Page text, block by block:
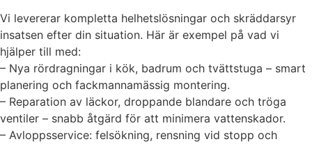
Vi levererar kompletta helhetslösningar och skräddarsyr
insatsen efter din situation. Här är exempel på vad vi
hjälper till med:
– Nya rördragningar i kök, badrum och tvättstuga – smart
planering och fackmannamässig montering.
– Reparation av läckor, droppande blandare och tröga
ventiler – snabb åtgärd för att minimera vattenskador.
– Avloppsservice: felsökning, rensning vid stopp och